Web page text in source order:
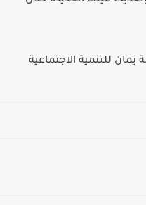
للتنمية الاجتماعية